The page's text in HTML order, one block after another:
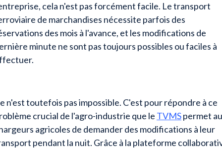
cela n'est pas forcément facile. Le transport
de marchandises nécessite parfois des
des mois à l'avance, et les modifications de
minute ne sont pas toujours possibles ou faciles à
n'est toutefois pas impossible. C'est pour répondre à ce
crucial de l'agro-industrie que le TVMSpermet
agricoles de demander des modifications à leur
pendant la nuit. Grâce à la plateforme